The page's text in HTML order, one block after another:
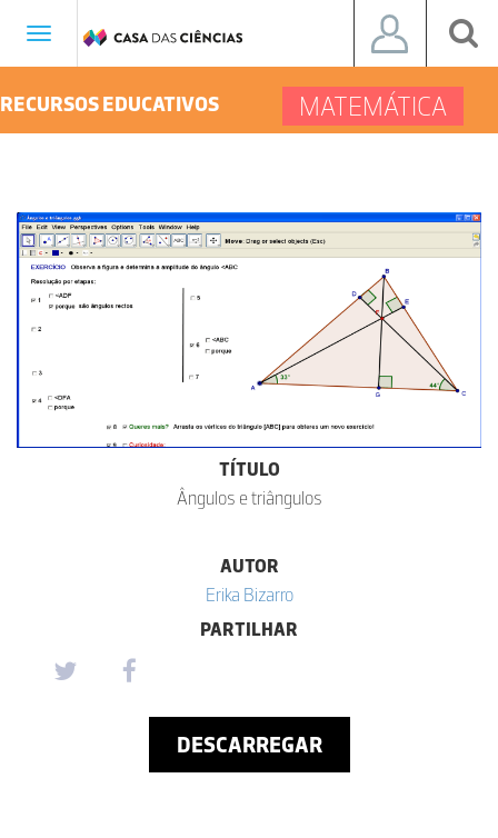
Toggle
RECURSOS EDUCATIVOS MATEMÁTICA
TÍTULO
Ângulos e triângulos
AUTOR
Erika Bizarro
PARTILHAR
DESCARREGAR